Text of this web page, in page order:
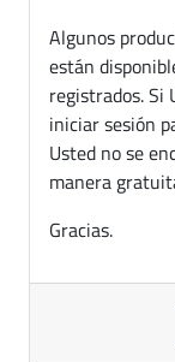
Algunos
están
registrados. Si
iniciar sesión
Usted no se
manera
Gracias.